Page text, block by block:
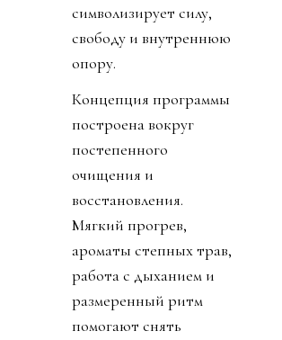
символизирует силу,
свободу и внутреннюю
опору.
Концепция программы
построена вокруг
постепенного
очищения и
восстановления.
Мягкий прогрев,
ароматы степных трав,
работа с дыханием и
размеренный ритм
помогают снять